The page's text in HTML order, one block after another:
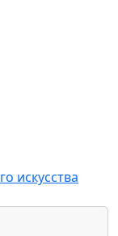
искусства